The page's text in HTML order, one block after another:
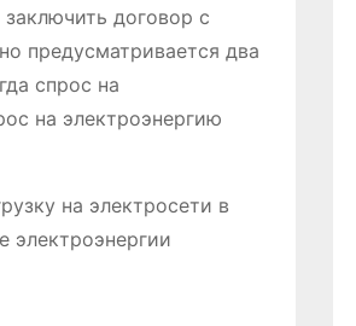
договор с
предусматривается два
спрос на
на электроэнергию
на электросети в
электроэнергии